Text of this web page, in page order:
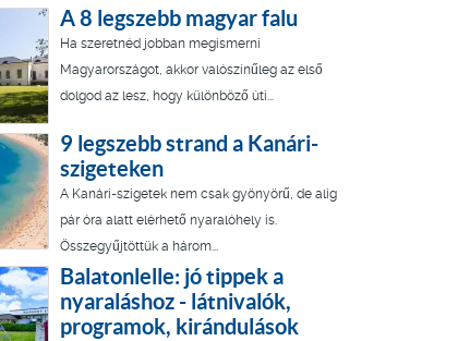
A 8 legszebb magyar falu
Ha szeretnéd jobban megismerni
Magyarországot, akkor valószínűleg az első
dolgod az lesz, hogy különböző úti...
9 legszebb strand a Kanári-
szigeteken
A Kanári-szigetek nem csak gyönyörű, de alig
pár óra alatt elérhető nyaralóhely is.
Összegyűjtöttük a három...
Balatonlelle: jó tippek a
nyaraláshoz - látnivalók,
programok, kirándulások